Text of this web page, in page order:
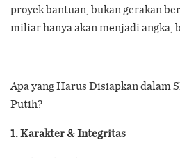
proyek bantuan, bukan gerakan
miliar hanya akan menjadi angka,
Apa yang Harus Disiapkan dalam
Putih?
1. Karakter & Integritas